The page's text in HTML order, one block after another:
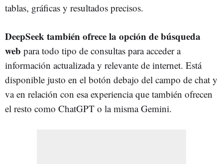
tablas, gráficas y resultados precisos.
DeepSeek también ofrece la opción de búsqueda
web para todo tipo de consultas para acceder a
información actualizada y relevante de internet. Está
disponible justo en el botón debajo del campo de chat y
va en relación con esa experiencia que también ofrecen
el resto como ChatGPT o la misma Gemini.